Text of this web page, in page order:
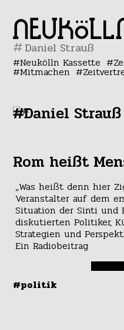
#
Neukölln Kassette
Mitmachen
#Daniel Strauß
Rom heißt
„Was heißt denn hier
Veranstalter auf dem
Situation der Sinti und
diskutierten Politiker,
Strategien und
Ein Radiobeitrag
#politik